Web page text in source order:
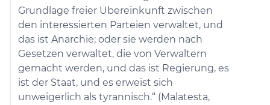
Grundlage freier Übereinkunft zwischen
den interessierten Parteien verwaltet, und
das ist Anarchie; oder sie werden nach
Gesetzen verwaltet, die von Verwaltern
gemacht werden, und das ist Regierung, es
ist der Staat, und es erweist sich
unweigerlich als tyrannisch.“ (Malatesta,